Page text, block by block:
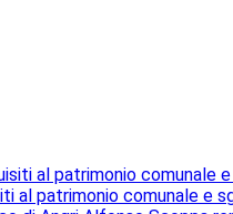
al patrimonio comunale e